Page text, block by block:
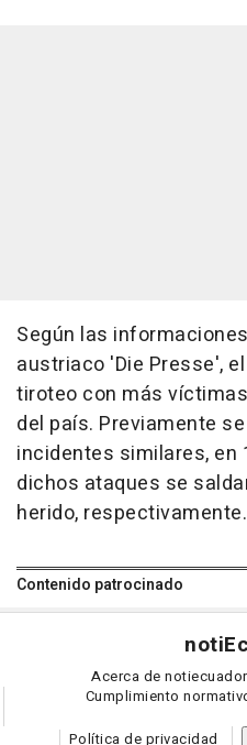
Según las
austriaco 'Die Presse',
tiroteo con más
del país. Previamente
incidentes similares, en
dichos ataques se
herido, respectivamente.
Contenido patrocinado
noti
Acerca de
Cumplimiento
Política de privacidad